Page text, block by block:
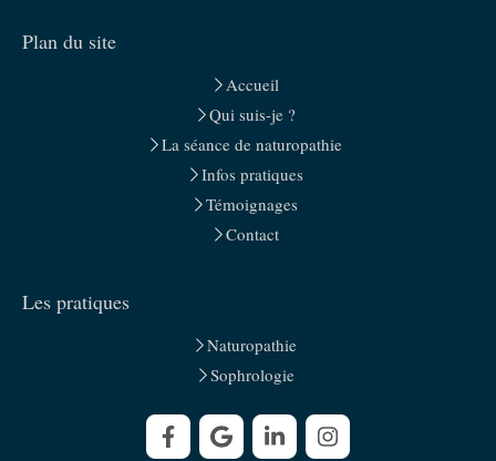
Plan du site
Accueil
Qui suis-je ?
La séance de naturopathie
Infos pratiques
Témoignages
Contact
Les pratiques
Naturopathie
Sophrologie